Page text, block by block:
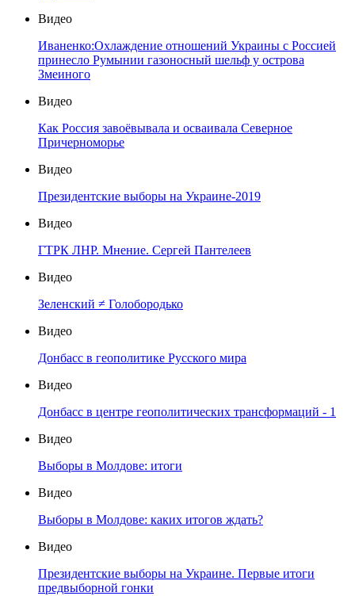
Видео
Иваненко:Охлаждение отношений Украины с Россией
принесло Румынии газоносный шельф у острова
Змеиного
Видео
Как Россия завоёвывала и осваивала Северное
Причерноморье
Видео
Президентские выборы на Украине-2019
Видео
ГТРК ЛНР. Мнение. Сергей Пантелеев
Видео
Зеленский ≠ Голобородько
Видео
Донбасс в геополитике Русского мира
Видео
Донбасс в центре геополитических трансформаций - 1
Видео
Выборы в Молдове: итоги
Видео
Выборы в Молдове: каких итогов ждать?
Видео
Президентские выборы на Украине. Первые итоги
предвыборной гонки